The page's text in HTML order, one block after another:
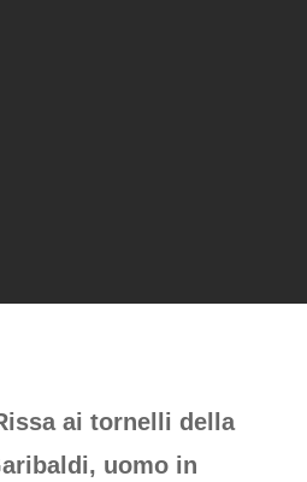
ai tornelli della
uomo in